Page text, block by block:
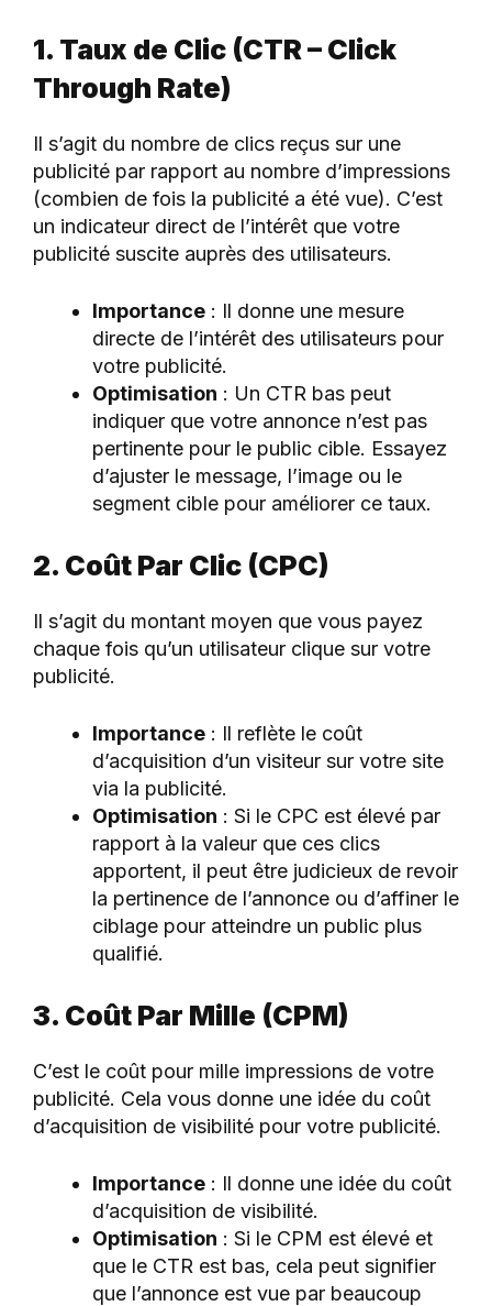
1. Taux de Clic (CTR – Click
Through Rate)
Il s’agit du nombre de clics reçus sur une
publicité par rapport au nombre d’impressions
(combien de fois la publicité a été vue). C’est
un indicateur direct de l’intérêt que votre
publicité suscite auprès des utilisateurs.
Importance : Il donne une mesure
directe de l’intérêt des utilisateurs pour
votre publicité.
Optimisation : Un CTR bas peut
indiquer que votre annonce n’est pas
pertinente pour le public cible. Essayez
d’ajuster le message, l’image ou le
segment cible pour améliorer ce taux.
2. Coût Par Clic (CPC)
Il s’agit du montant moyen que vous payez
chaque fois qu’un utilisateur clique sur votre
publicité.
Importance : Il reflète le coût
d’acquisition d’un visiteur sur votre site
via la publicité.
Optimisation : Si le CPC est élevé par
rapport à la valeur que ces clics
apportent, il peut être judicieux de revoir
la pertinence de l’annonce ou d’affiner le
ciblage pour atteindre un public plus
qualifié.
3. Coût Par Mille (CPM)
C’est le coût pour mille impressions de votre
publicité. Cela vous donne une idée du coût
d’acquisition de visibilité pour votre publicité.
Importance : Il donne une idée du coût
d’acquisition de visibilité.
Optimisation : Si le CPM est élevé et
que le CTR est bas, cela peut signifier
que l’annonce est vue par beaucoup